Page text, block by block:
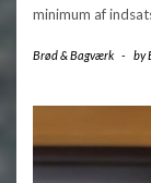
minimum af
Brød & Bagværk - by